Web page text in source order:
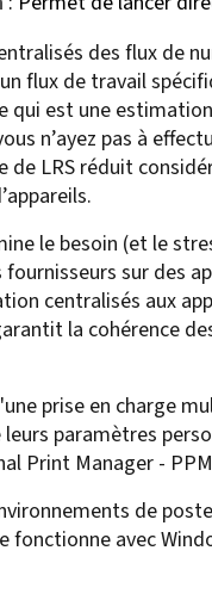
des flux de
flux de travail
est une
n’ayez pas à
de LRS réduit
le besoin (et le
sur des
centralisés aux
la cohérence
prise en charge
paramètres
Print Manager -
de
avec